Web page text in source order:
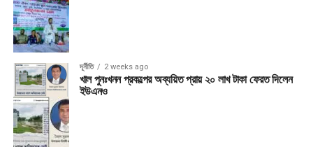
দূর্নীতি 2 weeks ago
খাল পুনঃখনন প্রকল্পের অব্যয়িত প্রায় ২০ লাখ টাকা ফেরত দিলেন
ইউএনও